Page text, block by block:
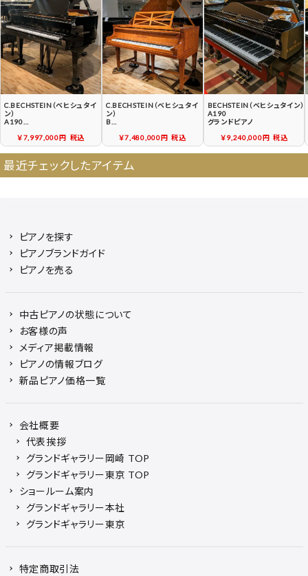
中古ピアノ買戻しサービ
ス
中古ピアノの状態につい
て
C.BECHSTEIN（ベヒシュタイ
ン）
A190
￥7,997,000円 税込
C.BECHSTEIN（ベヒシュタイ
ン）
B
￥7,480,000円 税込
BECHSTEIN（ベヒシュタイン）
A190
グランドピアノ
￥9,240,000円 税込
最近チェックしたアイテム
ピアノを探す
ピアノブランドガイド
ピアノを売る
中古ピアノの状態について
お客様の声
メディア掲載情報
ピアノの情報ブログ
新品ピアノ価格一覧
会社概要
代表挨拶
グランドギャラリー岡崎 TOP
グランドギャラリー東京 TOP
ショールーム案内
グランドギャラリー本社
グランドギャラリー東京
特定商取引法